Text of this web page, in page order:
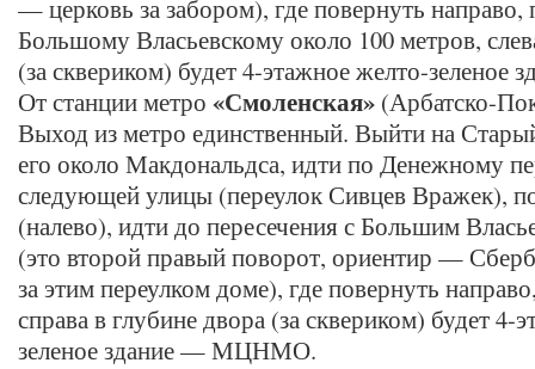
— церковь за забором), где повернуть направо,
Большому Власьевскому около 100 метров,
(за сквериком) будет 4-этажное желто-
От станции метро «Смоленская» (Арбатско-
Выход из метро единственный. Выйти на
его около Макдональдса, идти по Денежному
следующей улицы (переулок Сивцев Вражек),
(налево), идти до пересечения с Большим
(это второй правый поворот, ориентир —
за этим переулком доме), где повернуть
справа в глубине двора (за сквериком) будет 4-
зеленое здание — МЦНМО.